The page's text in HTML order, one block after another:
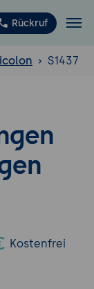
Rückruf
S1437
Kostenfrei